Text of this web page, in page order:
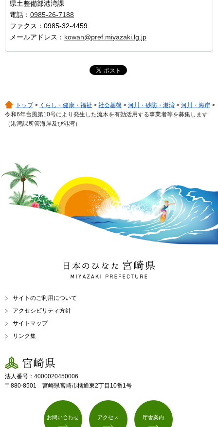
県土整備部港湾課
電話： 0985-26-7188
ファクス：0985-32-4459
メールアドレス： kowan@pref.miyazaki.lg.jp
トップ> くらし・健康・福祉 > 社会基盤 > 河川・砂防・港湾 > 河川・海岸 >
令和6年台風第10号により発生した流木を有効活用する事業者等を募集します
（港湾課所管海岸及び港湾）
日本のひなた 宮崎県
MIYAZAKI PREFECTURE
サイトのご利用について
アクセシビリティ方針
サイトマップ
リンク集
宮崎県
法人番号：4000020450006
〒880-8501 宮崎県宮崎市橘通東2丁目10番1号
お問い合わせ アクセス 庁舎案内